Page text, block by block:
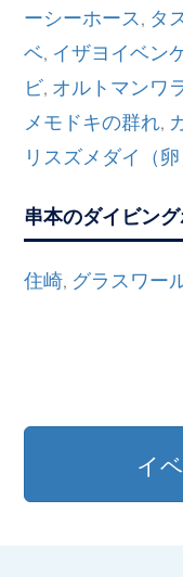
ーシーホース , タ
ベ, イザヨイベン
ビ, オルトマンワ
メモドキの群れ,
リスズメダイ（卵
串本のダイビン
住崎, グラスワー
イ